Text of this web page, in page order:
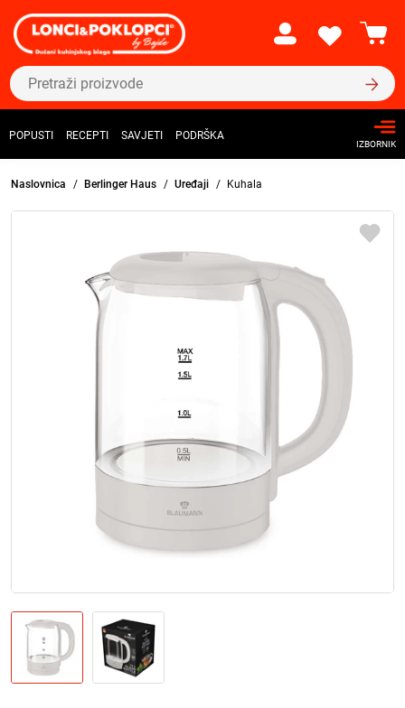
POPUSTI RECEPTI SAVJETI PODRŠKA
IZBORNIK
Naslovnica Berlinger Haus Uređaji Kuhala